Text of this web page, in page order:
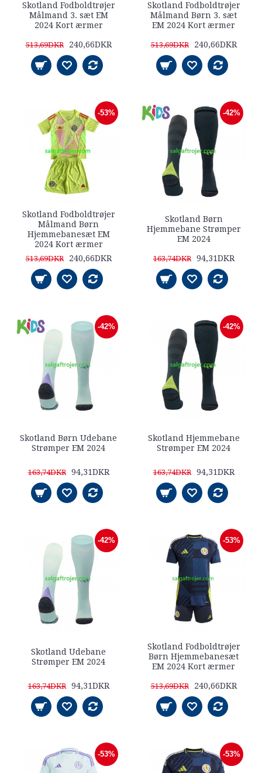
Skotland Fodboldtrøjer
Målmand 3. sæt EM
2024 Kort ærmer
513,69DKR 240,66DKR
Skotland Fodboldtrøjer
Målmand Børn 3. sæt
EM 2024 Kort ærmer
513,69DKR 240,66DKR
-53%
Skotland Fodboldtrøjer
Målmand Børn
Hjemmebanesæt EM
2024 Kort ærmer
513,69DKR 240,66DKR
-42%
Skotland Børn
Hjemmebane Strømper
EM 2024
163,74DKR 94,31DKR
-42%
Skotland Børn Udebane
Strømper EM 2024
163,74DKR 94,31DKR
-42%
Skotland Hjemmebane
Strømper EM 2024
163,74DKR 94,31DKR
-42%
Skotland Udebane
Strømper EM 2024
163,74DKR 94,31DKR
-53%
Skotland Fodboldtrøjer
Børn Hjemmebanesæt
EM 2024 Kort ærmer
513,69DKR 240,66DKR
-53% -53%